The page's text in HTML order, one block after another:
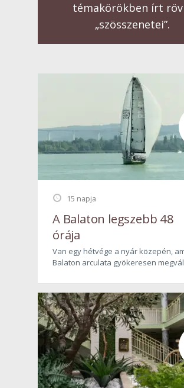
témakörökben írt
„szösszenetei”.
15 napja
A Balaton legszebb 48
órája
Van egy hétvége a nyár közepén,
Balaton arculata gyökeresen